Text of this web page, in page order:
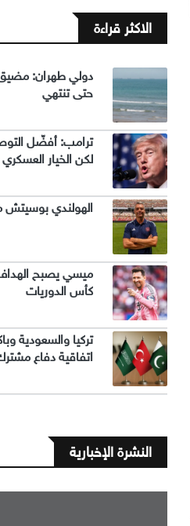
الاكثر قراءة
دولي طهران:
حتى تنتهي
ترامب: أفضّل
لكن الخيار
الهولندي بوسيتش
ميسي يصبح الهداف
كأس الدوريات
تركيا والسعودية
اتفاقية دفاع
النشرة الإخبارية